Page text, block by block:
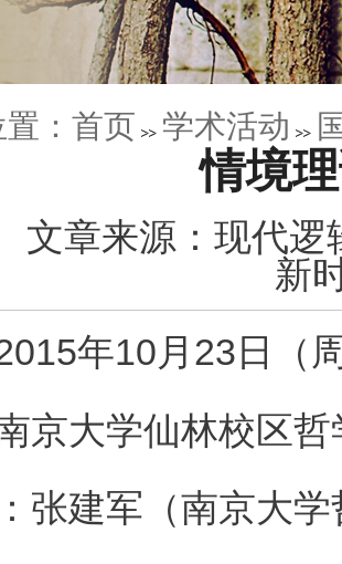
： 首页 学术活动
情境
文章来源：现代逻
新
年10月 23 日（
京大学仙林校区哲
张建军（南京大